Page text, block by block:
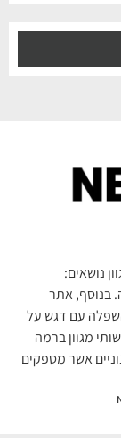
נושאים:
בנוסף, אתר
עם דגש על
מגוון ברמה
אשר מספקים